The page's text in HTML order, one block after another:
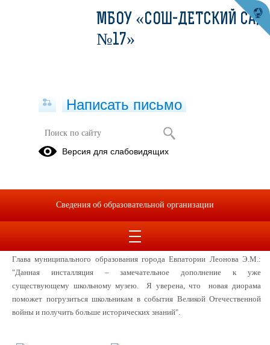
Открытие диорамы «Главные
сражения в Великой Отечественной
В школьном отделении МБОУ "СОШ-детский сад №17" в музее было
открытие диорамы «Главные сражения в Великой Отечественной
Глава муниципального образования города Евпатории Леонова Э.М.:
"Данная инсталляция – замечательное дополнение к уже
существующему школьному музею. Я уверена, что новая диорама
поможет погрузиться школьникам в события Великой Отечественной
войны и получить больше исторических знаний".
МБОУ «СОШ-ДЕТСКИЙ САД
№17»
Написать письмо
Версия для слабовидящих
Сведения об образовательной организации